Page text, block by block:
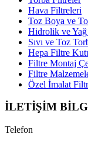
Hava Filtreleri
Toz Boya ve
Hidrolik ve
Sıvı ve Toz
Hepa Filtre
Filtre Montaj
Filtre
Özel İmalat
İLETİŞİM
Telefon